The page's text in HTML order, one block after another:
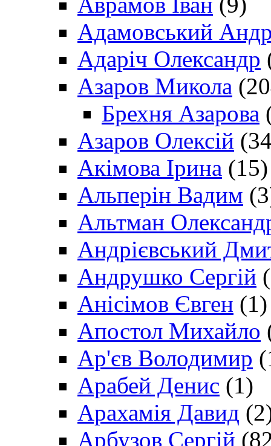
Адамовський
Адаріч Олександр
Азаров Микола
Брехня Азарова
Азаров Олексій
Акімова Ірина (15)
Альперін Вадим
Альтман
Андрієвський
Андрушко Сергій
Анісімов Євген (1)
Апостол Михайло
Ар'єв Володимир
Арабей Денис (1)
Арахамія Давид
Арбузов Сергій